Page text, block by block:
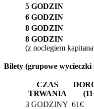
5 GODZIN
6 GODZIN
8 GODZIN
8 GODZIN
(z noclegiem
Bilety (grupowe wycieczki
CZAS
TRWANIA
3 GODZINY 61€